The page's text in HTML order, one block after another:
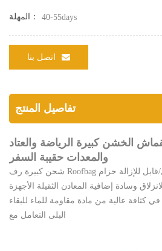
المهلة： 40-55days
اتصل بنا
تفاصيل المنتج
الخشن كبيرة الرياضة والعتاد
والمعدات حقيبة السفر
شحن كبيرة رف Roofbag ذات جودة عالية قابل للتعديل/قابل للإزالة حزام
كثافة عالية من مادة مقاومة للماء للبقاء
البلى التعامل مع